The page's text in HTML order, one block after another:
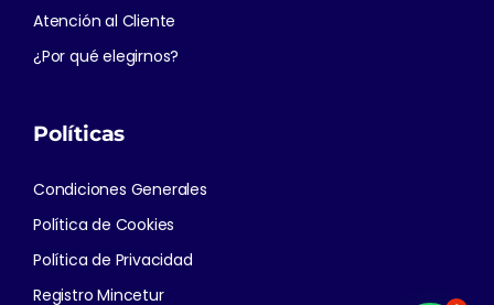
Atención al Cliente
¿Por qué elegirnos?
Políticas
Condiciones Generales
Política de Cookies
Política de Privacidad
Registro Mincetur